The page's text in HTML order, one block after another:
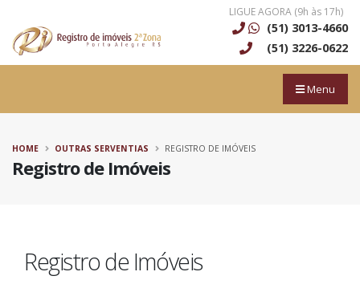
LIGUE AGORA (9h às 17h)
(51) 3013-4660
(51) 3226-0622
Menu
Registro de Imóveis
HOME OUTRAS SERVENTIAS REGISTRO DE IMÓVEIS
Registro de Imóveis